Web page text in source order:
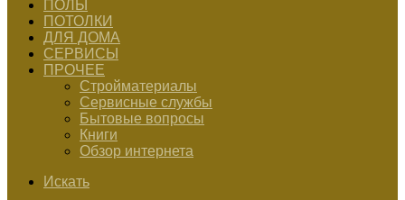
ПОЛЫ
ПОТОЛКИ
ДЛЯ ДОМА
СЕРВИСЫ
ПРОЧЕЕ
Стройматериалы
Сервисные службы
Бытовые вопросы
Книги
Обзор интернета
Искать